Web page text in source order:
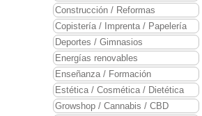
Construcción / Reformas
Copistería / Imprenta / Papelería
Deportes / Gimnasios
Energías renovables
Enseñanza / Formación
Estética / Cosmética / Dietética
Growshop / Cannabis / CBD